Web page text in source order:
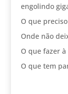
engolindo
O que
Onde não
O que fazer
O que tem